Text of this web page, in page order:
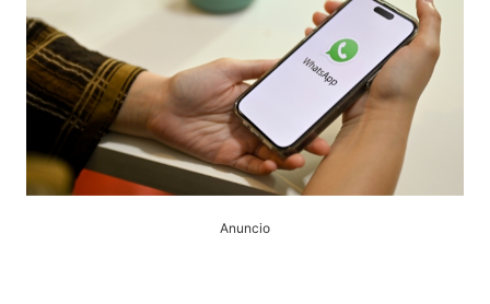
Anuncio